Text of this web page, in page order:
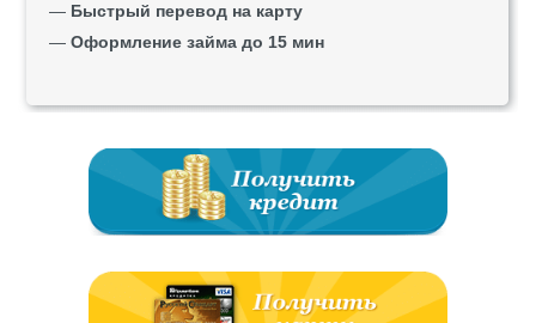
— Быстрый перевод на карту
— Оформление займа до 15 мин